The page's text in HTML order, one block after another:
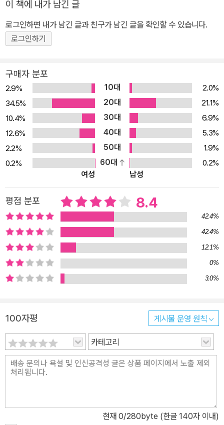
이 책에 내가 남긴 글
로그인하면 내가 남긴 글과 친구가 남긴 글을 확인할 수 있습니다.
로그인하기
구매자 분포
2.9% 10대
2.0%
34.5%
20대
21.1%
10.4%
30대
6.9%
12.6%
40대
5.3%
2.2%
50대
1.9%
0.2%
60대
0.2%
여성
남성
평점 분포 8.4
42.4%
42.4%
12.1%
0%
3.0%
100자평 게시물 운영 원칙
카테고리
현재 0/280byte (한글 140자 이내)